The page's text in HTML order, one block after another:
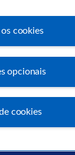
& Política
cookies
opcionais
cookies